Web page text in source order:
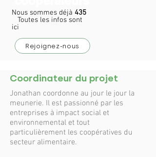
Nous sommes déjà 435
Toutes les infos sont
ici
Rejoignez-nous
Coordinateur du projet
Jonathan coordonne au jour le jour la
meunerie. Il est passionné par les
entreprises à impact social et
environnemental et tout
particulièrement les coopératives du
secteur alimentaire.